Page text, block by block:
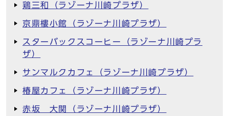
鶏三和（ラゾーナ川崎プラザ）
京鼎樓小館（ラゾーナ川崎プラザ）
スターバックスコーヒー（ラゾーナ川崎プラ
ザ）
サンマルクカフェ（ラゾーナ川崎プラザ）
椿屋カフェ（ラゾーナ川崎プラザ）
赤坂 大関（ラゾーナ川崎プラザ）